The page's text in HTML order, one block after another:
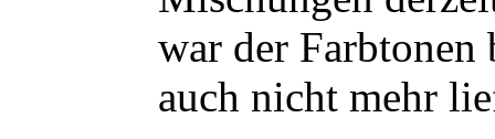
war der Farbtonen
auch nicht mehr